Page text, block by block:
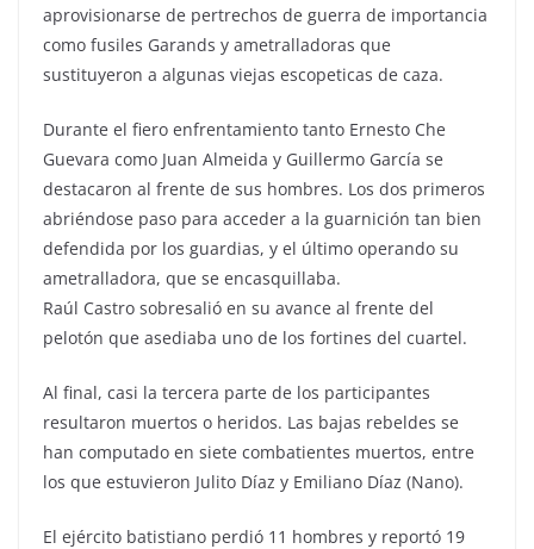
aprovisionarse de pertrechos de guerra de importancia
como fusiles Garands y ametralladoras que
sustituyeron a algunas viejas escopeticas de caza.
Durante el fiero enfrentamiento tanto Ernesto Che
Guevara como Juan Almeida y Guillermo García se
destacaron al frente de sus hombres. Los dos primeros
abriéndose paso para acceder a la guarnición tan bien
defendida por los guardias, y el último operando su
ametralladora, que se encasquillaba.
Raúl Castro sobresalió en su avance al frente del
pelotón que asediaba uno de los fortines del cuartel.
Al final, casi la tercera parte de los participantes
resultaron muertos o heridos. Las bajas rebeldes se
han computado en siete combatientes muertos, entre
los que estuvieron Julito Díaz y Emiliano Díaz (Nano).
El ejército batistiano perdió 11 hombres y reportó 19